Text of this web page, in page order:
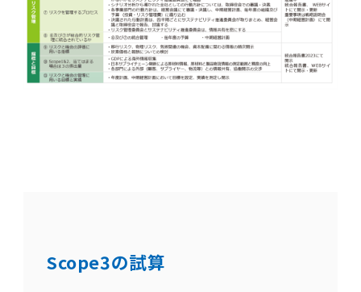
Scope3の試算